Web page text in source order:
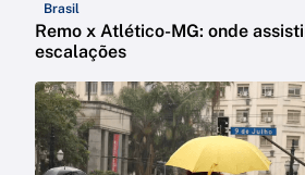
Brasil
Remo x Atlético-MG: onde
escalações